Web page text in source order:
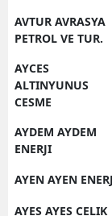
AVTUR AVRASYA
PETROL VE TUR.
AYCES
ALTINYUNUS
CESME
AYDEM AYDEM
ENERJI
AYEN AYEN
AYES AYES CELIK